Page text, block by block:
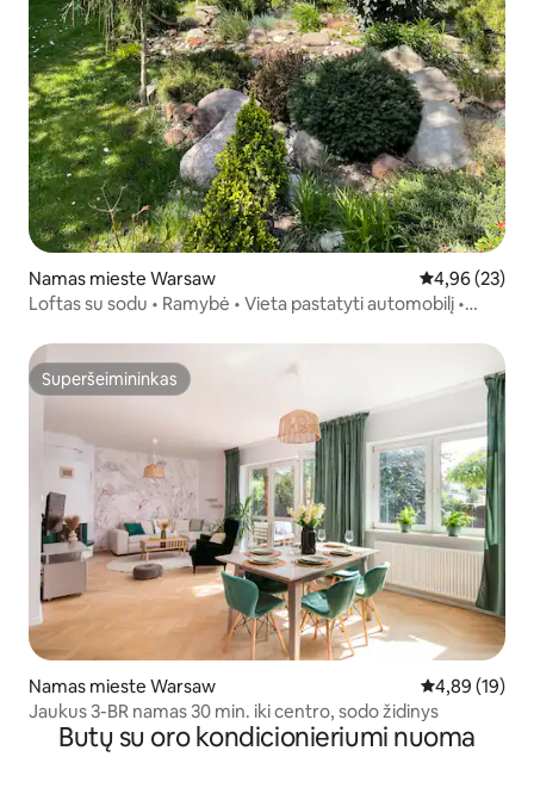
Namas mieste Warsaw Vidutinis
4,96 (23)
Loftas su sodu • Ramybė • Vieta pastatyti automobilį •
Superšeimininkas
Superšeimininkas
Namas mieste Warsaw Vidutinis
4,89 (19)
Jaukus 3-BR namas 30 min. iki centro, sodo židinys
Butų su oro kondicionieriumi nuoma